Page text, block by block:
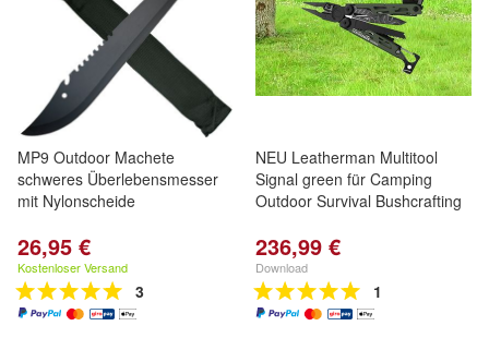
MP9 Outdoor Machete
schweres Überlebensmesser
mit Nylonscheide
26,95 €
Kostenloser Versand
3
NEU Leatherman Multitool
Signal green für Camping
Outdoor Survival Bushcrafting
236,99 €
Download
1